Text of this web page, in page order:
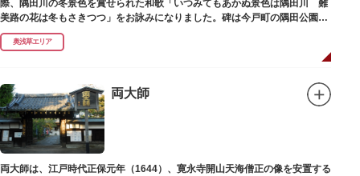
際、隅田川の冬景色を賞せられた和歌「いつみてもあかぬ景色は隅田川 難
美路の花は冬もさきつつ」をお詠みになりました。碑は今戸町の隅田公園内
にあります。
奥浅草エリア
両大師
両大師は、江戸時代正保元年（1644）、寛永寺開山天海僧正の像を安置する